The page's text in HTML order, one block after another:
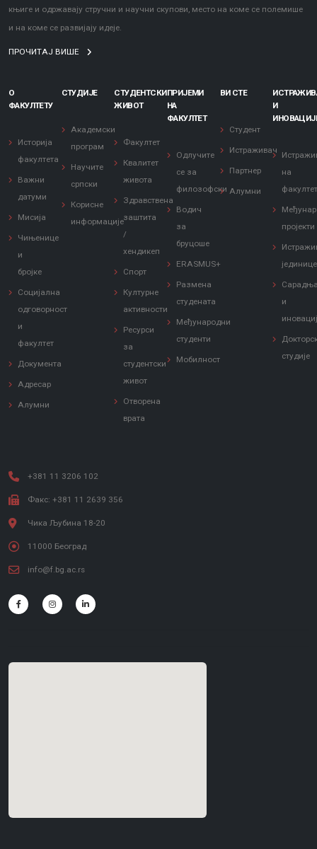
књиге и одржавају стручни и научни скупови, место на коме се полемише
и на коме се развијају идеје.
ПРОЧИТАЈ ВИШЕ
О
ФАКУЛТЕТУ
Историја
факултета
Важни
датуми
Мисија
Чињенице
и
бројке
Социјална
одговорност
и
факултет
Документа
Адресар
Алумни
СТУДИЈЕ
Академски
програм
Научите
српски
Корисне
информације
СТУДЕНТСКИ
ЖИВОТ
Факултет
Квалитет
живота
Здравствена
заштита
/
хендикеп
Спорт
Културне
активности
Ресурси
за
студентски
живот
Отворена
врата
ПРИЈЕМИ
НА
ФАКУЛТЕТ
Одлучите
се за
филозофски
Водич
за
бруцоше
ERASMUS+
Размена
студената
Међународни
студенти
Мобилност
ВИ СТЕ
Студент
Истраживач
Партнер
Алумни
И
на
пројекти
јединице
и
студије
+381 11 3206 102
Факс: +381 11 2639 356
Чика Љубина 18-20
11000 Београд
info@f.bg.ac.rs